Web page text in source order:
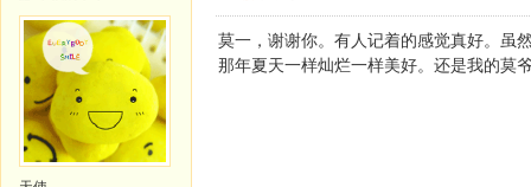
莫一，谢谢你。有人记着的感觉真好。虽
那年夏天一样灿烂一样美好。还是我的莫